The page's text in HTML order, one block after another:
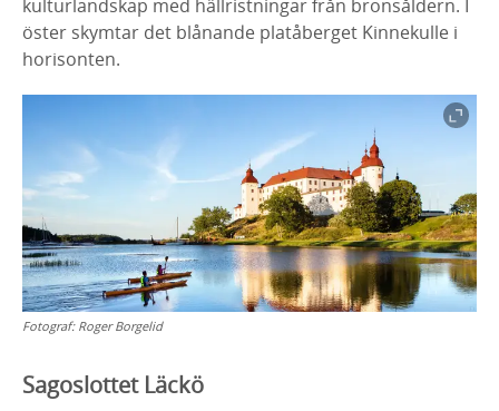
kulturlandskap med hällristningar från bronsåldern. I
öster skymtar det blånande platåberget Kinnekulle i
horisonten.
Fotograf: Roger Borgelid
Sagoslottet Läckö